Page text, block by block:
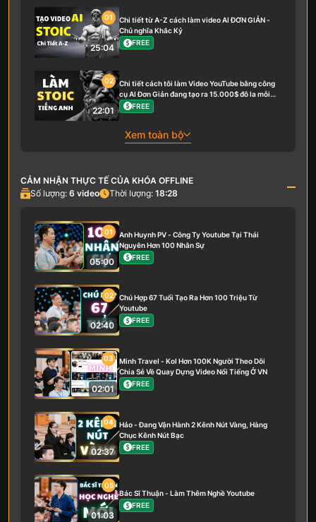
01
25:04
Chi tiết từ A-Z cách làm video AI ĐƠN GIẢN -
Chủ nghĩa Khắc Kỷ
FREE
02
22:01
Chi tiết cách tôi làm Video YouTube bằng công
cụ AI Đơn Giản đang tạo ra 15.000$ đô la mỗi
thángFREE
Xem toàn bộ
CẢM NHẬN THỰC TẾ CỦA KHÓA OFFLINE
Số lượng: 6 video Thời lượng: 18:28
01
05:00
Anh Huynh PV - Công Ty Youtube Tại Thái
Nguyên Hơn 100 Nhân Sự
FREE
02
02:40
Chú Hợp 67 Tuổi Tạo Ra Hơn 100 Triệu Từ
Youtube
FREE
03
02:01
Minh Travel - Kol Hơn 100K Người Theo Dõi
Chia Sẻ Về Quay Dựng Video Nổi Tiếng Ở VN
FREE
04
02:37
Hảo - Đang Vận Hành 2 Kênh Nút Vàng, Hàng
Chục Kênh Nút Bạc
FREE
05
01:03
Bác Sĩ Thuận - Làm Thêm Nghề Youtube
FREE